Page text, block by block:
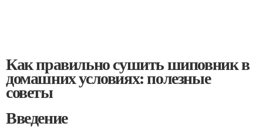
Как правильно сушить шиповник в
домашних условиях: полезные
советы
Введение